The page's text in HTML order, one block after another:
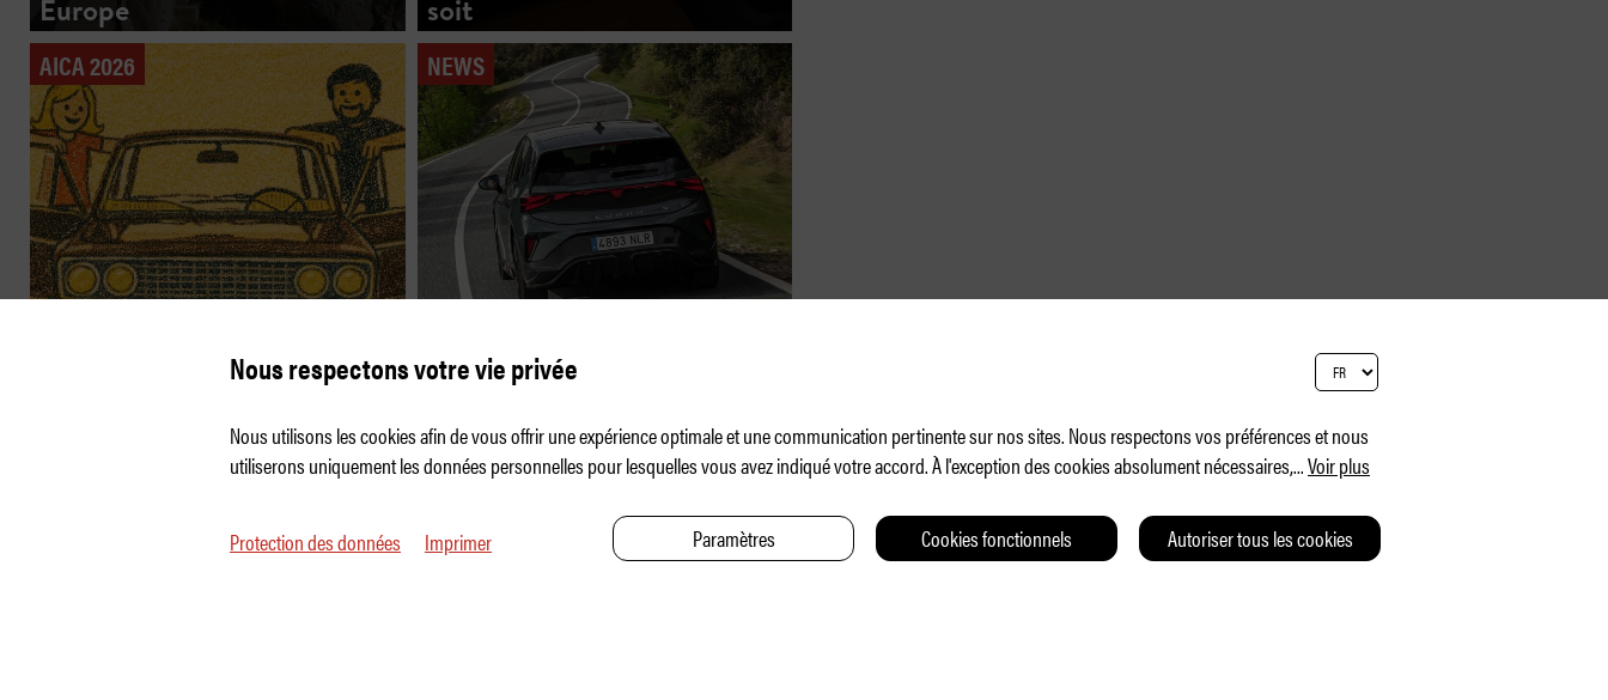
Europe soit
AICA 2026
Quelle marque est la plus
NEWS
CUPRA Born – plus de
caractère
© 2026 Auto Illustrierte CONTACT CGV CHARTE DE CONFIDENTIALITÉ
Nous respectons votre vie privée
Nous utilisons les cookies afin de vous offrir une expérience optimale et une communication pertinente sur nos sites. Nous respectons vos préférences et nous
utiliserons uniquement les données personnelles pour lesquelles vous avez indiqué votre accord. À l'exception des cookies absolument nécessaires,...Voir plus
Protection des données Imprimer Paramètres Cookies fonctionnels Autoriser tous les cookies